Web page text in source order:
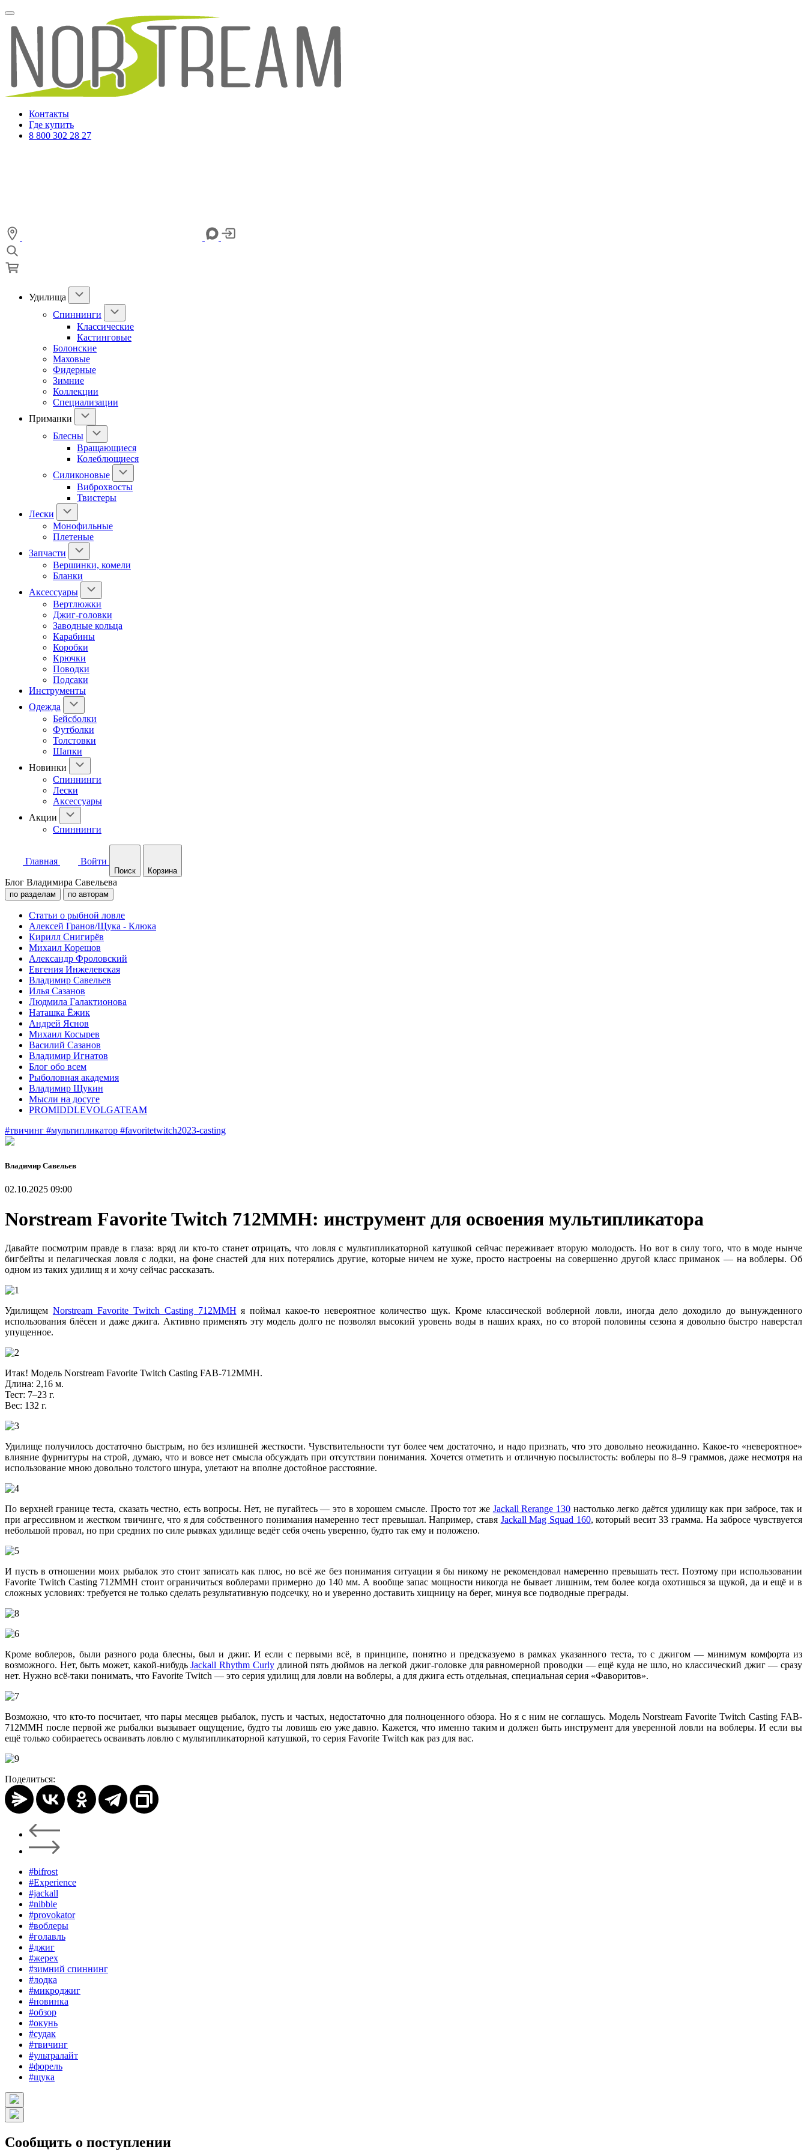
Контакты
Где купить
8 800 302 28 27
Удилища
Спиннинги
Классические
Кастинговые
Болонские
Маховые
Фидерные
Зимние
Коллекции
Специализации
Приманки
Блесны
Вращающиеся
Колеблющиеся
Силиконовые
Виброхвосты
Твистеры
Лески
Монофильные
Плетеные
Запчасти
Вершинки, комели
Бланки
Аксессуары
Вертлюжки
Джиг-головки
Заводные кольца
Карабины
Коробки
Крючки
Поводки
Подсаки
Инструменты
Одежда
Бейсболки
Футболки
Толстовки
Шапки
Новинки
Спиннинги
Лески
Аксессуары
Акции
Спиннинги
Главная Войти
Поиск Корзина
Блог Владимира Савельева
по разделам по авторам
Статьи о рыбной ловле
Алексей Гранов/Щука - Клюка
Кирилл Снигирёв
Михаил Корешов
Александр Фроловский
Евгения Инжелевская
Владимир Савельев
Илья Сазанов
Людмила Галактионова
Наташка Ёжик
Андрей Яснов
Михаил Косырев
Василий Сазанов
Владимир Игнатов
Блог обо всем
Рыболовная академия
Владимир Щукин
Мысли на досуге
PROMIDDLEVOLGATEAM
#твичинг #мультипликатор #favoritetwitch2023-casting
Владимир Савельев
02.10.2025 09:00
Norstream Favorite Twitch 712MMH: инструмент для освоения мультипликатора
Давайте посмотрим правде в глаза: вряд ли кто-то станет отрицать, что ловля с мультипликаторной катушкой сейчас переживает вторую молодость. Но вот в силу того, что в моде нынче
бигбейты и пелагическая ловля с лодки, на фоне снастей для них потерялись другие, которые ничем не хуже, просто настроены на совершенно другой класс приманок — на воблеры. Об
одном из таких удилищ я и хочу сейчас рассказать.
Удилищем Norstream Favorite Twitch Casting 712MMH я поймал какое-то невероятное количество щук. Кроме классической воблерной ловли, иногда дело доходило до вынужденного
использования блёсен и даже джига. Активно применять эту модель долго не позволял высокий уровень воды в наших краях, но со второй половины сезона я довольно быстро наверстал
упущенное.
Итак! Модель Norstream Favorite Twitch Casting FAB-712MMH.
Длина: 2,16 м.
Тест: 7–23 г.
Вес: 132 г.
Удилище получилось достаточно быстрым, но без излишней жесткости. Чувствительности тут более чем достаточно, и надо признать, что это довольно неожиданно. Какое-то «невероятное»
влияние фурнитуры на строй, думаю, что и вовсе нет смысла обсуждать при отсутствии понимания. Хочется отметить и отличную посылистость: воблеры по 8–9 граммов, даже несмотря на
использование мною довольно толстого шнура, улетают на вполне достойное расстояние.
По верхней границе теста, сказать честно, есть вопросы. Нет, не пугайтесь — это в хорошем смысле. Просто тот же Jackall Rerange 130 настолько легко даётся удилищу как при забросе, так и
при агрессивном и жестком твичинге, что я для собственного понимания намеренно тест превышал. Например, ставя Jackall Mag Squad 160, который весит 33 грамма. На забросе чувствуется
небольшой провал, но при средних по силе рывках удилище ведёт себя очень уверенно, будто так ему и положено.
И пусть в отношении моих рыбалок это стоит записать как плюс, но всё же без понимания ситуации я бы никому не рекомендовал намеренно превышать тест. Поэтому при использовании
Favorite Twitch Casting 712MMH стоит ограничиться воблерами примерно до 140 мм. А вообще запас мощности никогда не бывает лишним, тем более когда охотишься за щукой, да и ещё и в
сложных условиях: требуется не только сделать результативную подсечку, но и уверенно доставить хищницу на берег, минуя все подводные преграды.
Кроме воблеров, были разного рода блесны, был и джиг. И если с первыми всё, в принципе, понятно и предсказуемо в рамках указанного теста, то с джигом — минимум комфорта из
возможного. Нет, быть может, какой-нибудьJackall Rhythm Curlyдлиной пять дюймов на легкой джиг-головке для равномерной проводки — ещё куда не шло, но классический джиг — сразу
нет. Нужно всё-таки понимать, что Favorite Twitch — это серия удилищ для ловли на воблеры, а для джига есть отдельная, специальная серия «Фаворитов».
Возможно, что кто-то посчитает, что пары месяцев рыбалок, пусть и частых, недостаточно для полноценного обзора. Но я с ним не соглашусь. Модель Norstream Favorite Twitch Casting FAB-
712MMH после первой же рыбалки вызывает ощущение, будто ты ловишь ею уже давно. Кажется, что именно таким и должен быть инструмент для уверенной ловли на воблеры. И если вы
ещё только собираетесь осваивать ловлю с мультипликаторной катушкой, то серия Favorite Twitch как раз для вас.
Поделиться:
#bifrost
#Experience
#jackall
#nibble
#provokator
#воблеры
#голавль
#джиг
#жерех
#зимний спиннинг
#лодка
#микроджиг
#новинка
#обзор
#окунь
#судак
#твичинг
#ультралайт
#форель
#щука
Сообщить о поступлении